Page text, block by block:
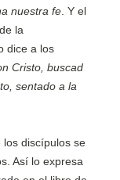
nuestra fe . Y el
la
dice a los
Cristo, buscad
sentado a la
los discípulos se
Así lo expresa